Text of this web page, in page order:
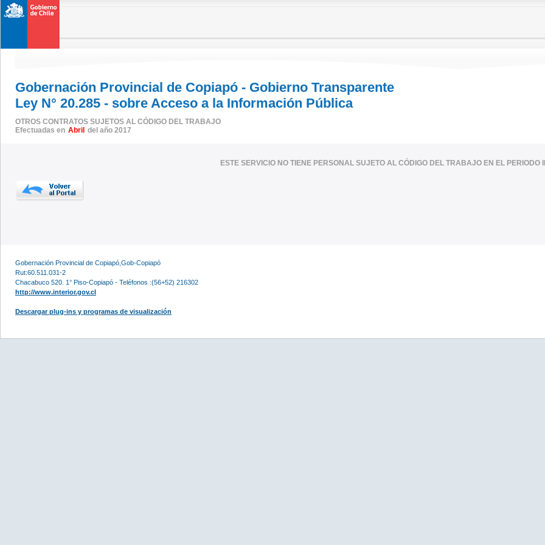
Gobernación Provincial de Copiapó - Gobierno Transparente
Ley N° 20.285 - sobre Acceso a la Información Pública
OTROS CONTRATOS SUJETOS AL CÓDIGO DEL TRABAJO
Efectuadas en Abril del año 2017
ESTE SERVICIO NO TIENE PERSONAL SUJETO AL CÓDIGO DEL TRABAJO EN EL PERIODO
Gobernación Provincial de Copiapó,Gob-Copiapó
Rut:60.511.031-2
Chacabuco 520. 1° Piso-Copiapó - Teléfonos :(56+52) 216302
http://www.interior.gov.cl
Descargar plug-ins y programas de visualización